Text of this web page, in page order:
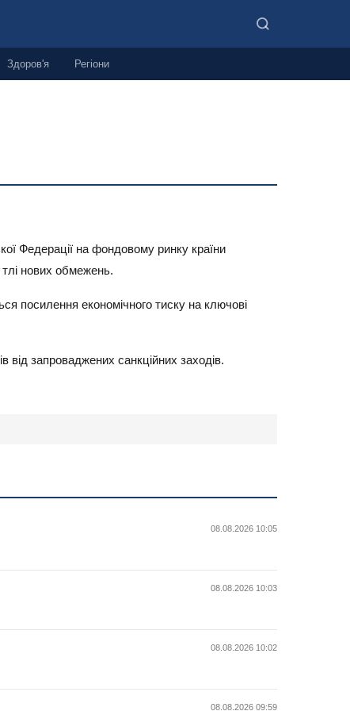
Здоров'я Регіони
Федерації на фондовому ринку країни
тлі нових обмежень.
посилення економічного тиску на ключові
запроваджених санкційних заходів.
08.08.2026 10:05
08.08.2026 10:03
08.08.2026 10:02
08.08.2026 09:59